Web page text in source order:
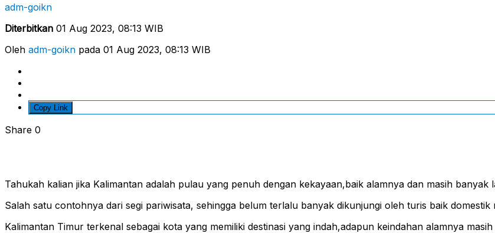
adm-goikn
Diterbitkan 01 Aug 2023, 08:13 WIB
Oleh adm-goikn pada 01 Aug 2023, 08:13 WIB
Copy Link
Share 0
Tahukah kalian jika Kalimantan adalah pulau yang penuh dengan kekayaan,baik alamnya dan masih
Salah satu contohnya dari segi pariwisata, sehingga belum terlalu banyak dikunjungi oleh turis baik domestik
Kalimantan Timur terkenal sebagai kota yang memiliki destinasi yang indah,adapun keindahan alamnya